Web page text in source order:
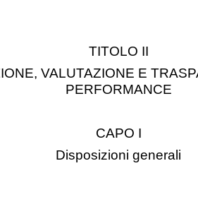
TITOLO II
VALUTAZIONE E
PERFORMANCE
CAPO I
Disposizioni generali